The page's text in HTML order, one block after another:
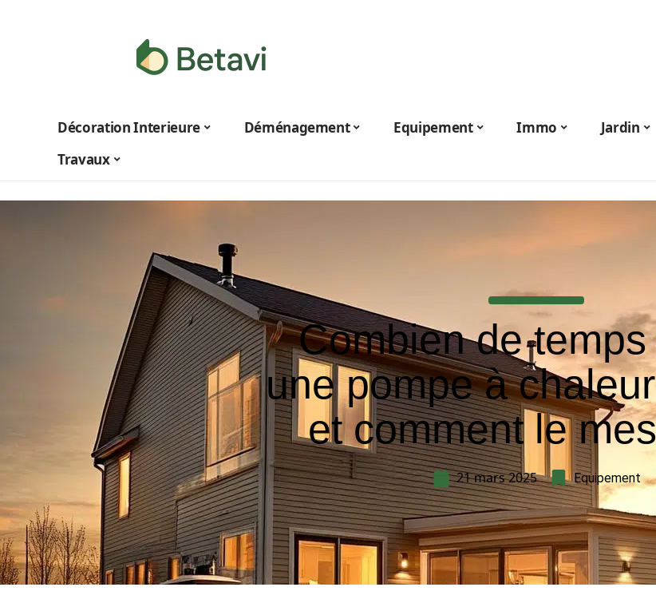
Décoration Interieure Déménagement Equipement Immo Jardin
Travaux
Combien de
une pompe à
et comment le
21 mars 2025 Equipement